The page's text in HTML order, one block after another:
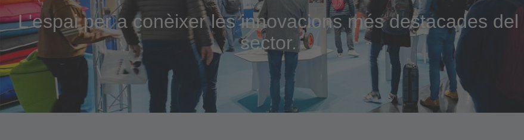
L'espai per a conèixer les innovacions més destacades del
sector.